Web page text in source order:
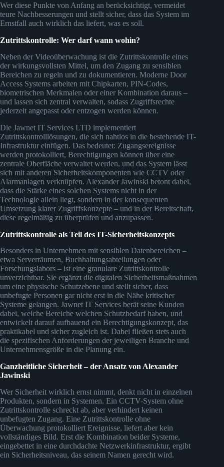
Wer diese Punkte von Anfang an berücksichtigt, vermeidet
teure Nachbesserungen und stellt sicher, dass das System im
Ernstfall auch wirklich das liefert, was es soll.
Zutrittskontrolle: Wer darf wann wohin?
Neben der Videoüberwachung ist die Zutrittskontrolle eines
der wirkungsvollsten Mittel, um den Zugang zu sensiblen
Bereichen zu regeln und zu dokumentieren. Moderne Door
Access Systems arbeiten mit Chipkarten, PIN-Codes,
biometrischen Merkmalen oder einer Kombination daraus –
und lassen sich zentral verwalten, sodass Zugriffsrechte
jederzeit angepasst oder entzogen werden können.
Die Jawnet IT Services LTD implementiert
Zutrittskontrolllösungen, die sich nahtlos in die bestehende IT-
Infrastruktur einfügen. Das bedeutet: Zugangsereignisse
werden protokolliert, Berechtigungen können über eine
zentrale Oberfläche verwaltet werden, und das System lässt
sich mit anderen Sicherheitskomponenten wie CCTV oder
Alarmanlagen verknüpfen. Alexander Jawinski betont dabei,
dass die Stärke eines solchen Systems nicht in der
Technologie allein liegt, sondern in der konsequenten
Umsetzung klarer Zugriffskonzepte – und in der Bereitschaft,
diese regelmäßig zu überprüfen und anzupassen.
Zutrittskontrolle als Teil des IT-Sicherheitskonzepts
Besonders in Unternehmen mit sensiblen Datenbereichen –
etwa Serverräumen, Buchhaltungsabteilungen oder
Forschungslabors – ist eine granulare Zutrittskontrolle
unverzichtbar. Sie ergänzt die digitalen Sicherheitsmaßnahmen
um eine physische Schutzebene und stellt sicher, dass
unbefugte Personen gar nicht erst in die Nähe kritischer
Systeme gelangen. Jawnet IT Services berät seine Kunden
dabei, welche Bereiche welchen Schutzbedarf haben, und
entwickelt darauf aufbauend ein Berechtigungskonzept, das
praktikabel und sicher zugleich ist. Dabei fließen stets auch
die spezifischen Anforderungen der jeweiligen Branche und
Unternehmensgröße in die Planung ein.
Ganzheitliche Sicherheit – der Ansatz von Alexander
Jawinski
Wer Sicherheit wirklich ernst nimmt, denkt nicht in einzelnen
Produkten, sondern in Systemen. Ein CCTV-System ohne
Zutrittskontrolle schreckt ab, aber verhindert keinen
unbefugten Zugang. Eine Zutrittskontrolle ohne
Überwachung protokolliert Ereignisse, liefert aber kein
vollständiges Bild. Erst die Kombination beider Systeme,
eingebettet in eine durchdachte Netzwerkinfrastruktur, ergibt
ein Sicherheitsniveau, das seinem Namen gerecht wird.